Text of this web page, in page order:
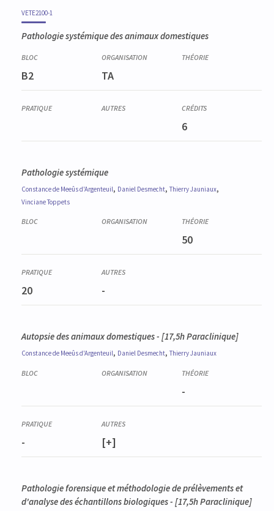
VETE2100-1
Pathologie systémique des animaux domestiques
B2 TA
6
Pathologie systémique
Constancede Meeûs d'Argenteuil, Daniel Desmecht, ThierryJauniaux,
VincianeToppets
50
20 -
Autopsie des animaux domestiques - [17,5h Paraclinique]
Constancede Meeûs d'Argenteuil, Daniel Desmecht, ThierryJauniaux
-
- [+]
Pathologie forensique et méthodologie de prélèvements et
d'analyse des échantillons biologiques - [17,5h Paraclinique]